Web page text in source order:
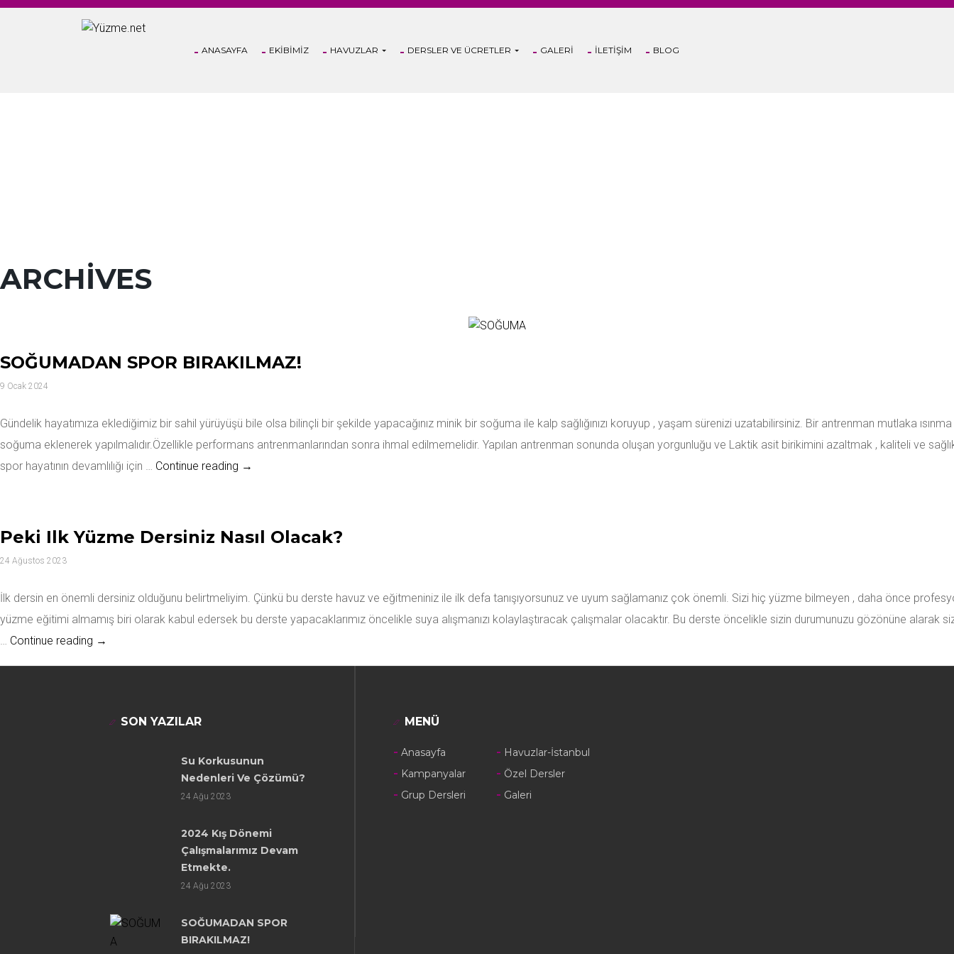
ANASAYFA EKİBİMİZ HAVUZLAR DERSLER VE ÜCRETLER GALERI İLETIŞIM BLOG
ARCHIVES
SOĞUMADAN SPOR BIRAKILMAZ!
9 Ocak 2024
Gündelik hayatımıza eklediğimiz bir sahil yürüyüşü bile olsa bilinçli bir şekilde yapacağınız minik bir soğuma ile kalp sağlığınızı koruyup , yaşam sürenizi uzatabilirsiniz. Bir antrenman mutlaka
soğuma eklenerek yapılmalıdır.Özellikle performans antrenmanlarından sonra ihmal edilmemelidir. Yapılan antrenman sonunda oluşan yorgunluğu ve Laktik asit birikimini azaltmak , kaliteli ve
spor hayatının devamlılığı için … Continue reading SOĞUMADAN SPOR BIRAKILMAZ!
→
Peki Ilk Yüzme Dersiniz Nasıl Olacak?
24 Ağustos 2023
İlk dersin en önemli dersiniz olduğunu belirtmeliyim. Çünkü bu derste havuz ve eğitmeniniz ile ilk defa tanışıyorsunuz ve uyum sağlamanız çok önemli. Sizi hiç yüzme bilmeyen , daha önce
yüzme eğitimi almamış biri olarak kabul edersek bu derste yapacaklarımız öncelikle suya alışmanızı kolaylaştıracak çalışmalar olacaktır. Bu derste öncelikle sizin durumunuzu gözönüne alarak
Continue reading Peki ilk yüzme dersiniz nasıl olacak?
→
SON YAZILAR
Su Korkusunun
Nedenleri Ve Çözümü?
24 Ağu 2023
2024 Kış Dönemi
Çalışmalarımız Devam
Etmekte.
24 Ağu 2023
SOĞUMADAN SPOR
BIRAKILMAZ!
MENÜ
Anasayfa
Havuzlar-İstanbul
Kampanyalar
Özel Dersler
Grup Dersleri
Galeri